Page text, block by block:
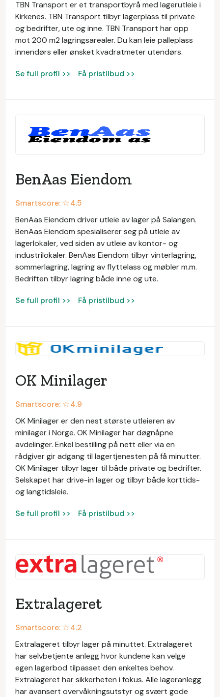
TBN Transport er et transportbyrå med lagerutleie i
Kirkenes. TBN Transport tilbyr lagerplass til private
og bedrifter, ute og inne. TBN Transport har opp
mot 200 m2 lagringsarealer. Du kan leie palleplass
innendørs eller ønsket kvadratmeter utendørs.
Se full profil >> Få pristilbud >>
BenAas Eiendom
Smartscore: ☆4.5
BenAas Eiendom driver utleie av lager på Salangen.
BenAas Eiendom spesialiserer seg på utleie av
lagerlokaler, ved siden av utleie av kontor- og
industrilokaler. BenAas Eiendom tilbyr vinterlagring,
sommerlagring, lagring av flyttelass og møbler m.m.
Bedriften tilbyr lagring både inne og ute.
Se full profil >> Få pristilbud >>
OK Minilager
Smartscore: ☆4.9
OK Minilager er den nest største utleieren av
minilager i Norge. OK Minilager har døgnåpne
avdelinger. Enkel bestilling på nett eller via en
rådgiver gir adgang til lagertjenesten på få minutter.
OK Minilager tilbyr lager til både private og bedrifter.
Selskapet har drive-in lager og tilbyr både korttids-
og langtidsleie.
Se full profil >> Få pristilbud >>
Extralageret
Smartscore: ☆4.2
Extralageret tilbyr lager på minuttet. Extralageret
har selvbetjente anlegg hvor kundene kan velge
egen lagerbod tilpasset den enkeltes behov.
Extralageret har sikkerheten i fokus. Alle lageranlegg
har avansert overvåkningsutstyr og svært gode